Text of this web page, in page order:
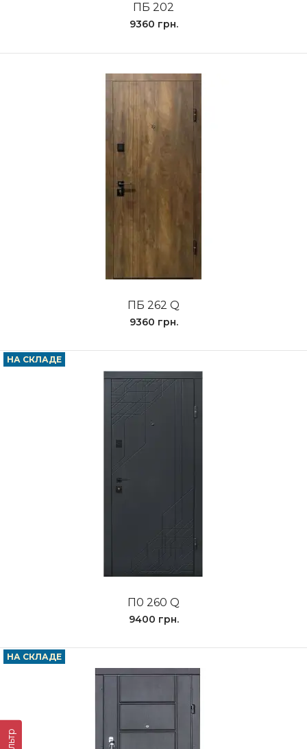
ПБ 202
9360 грн.
ПБ 262 Q
9360 грн.
НА СКЛАДЕ
П0 260 Q
9400 грн.
НА СКЛАДЕ